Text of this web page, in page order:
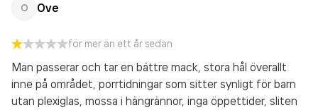
O Ove
för mer än ett år sedan
Man passerar och tar en bättre mack, stora hål överallt
inne på området, porrtidningar som sitter synligt för barn
utan plexiglas, mossa i hängrännor, inga öppettider, sliten